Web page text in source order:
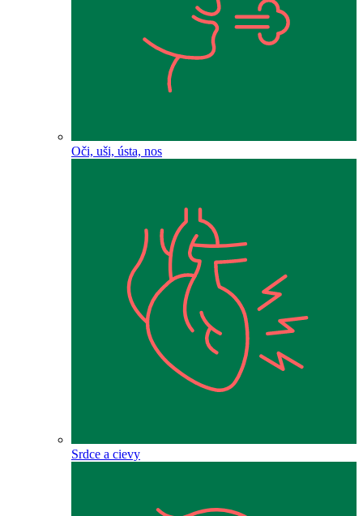
Oči, uši, ústa, nos
Srdce a cievy